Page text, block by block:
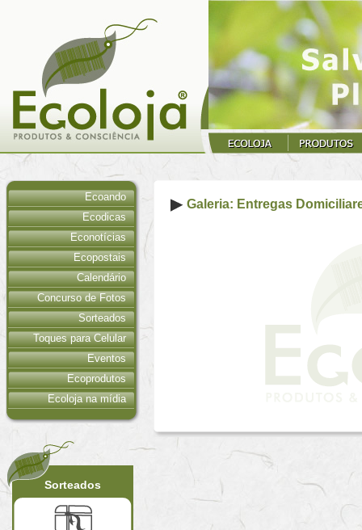
Ecoando
Ecodicas
Econotícias
Ecopostais
Calendário
Concurso de Fotos
Sorteados
Toques para Celular
Eventos
Ecoprodutos
Ecoloja na mídia
Sorteados
Galeria: Entregas